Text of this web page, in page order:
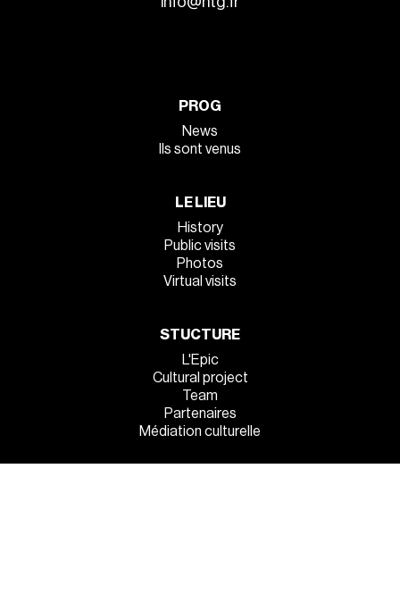
PROG
News
Ils sont venus
LE LIEU
History
Public visits
Photos
Virtual visits
STUCTURE
L'Epic
Cultural project
Team
Partenaires
Médiation culturelle